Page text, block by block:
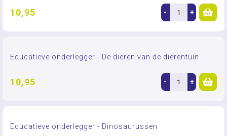
10,95 - +
Educatieve onderlegger - De dieren van de dierentuin
10,95 - +
Educatieve onderlegger - Dinosaurussen